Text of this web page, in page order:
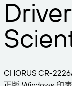
標籤功能
建立
列印
倉儲
零售
運輸與物流
按產業搜尋
擴大企業規
支
取得
歡迎免費
Chinese
CHORUS CR-